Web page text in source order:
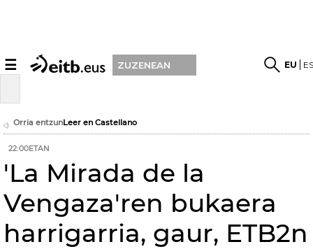
☰ ZUZENEAN EU
Orria entzunLeer en Castellano
22:00ETAN
'La Mirada de la
Vengaza'ren bukaera
harrigarria, gaur, ETB2n